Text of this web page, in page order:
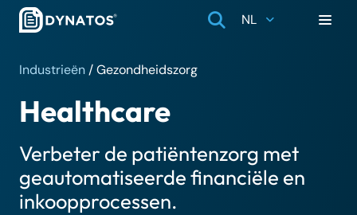
NL
Industrieën /Gezondheidszorg
Healthcare
Verbeter de patiëntenzorg met
geautomatiseerde financiële en
inkoopprocessen.